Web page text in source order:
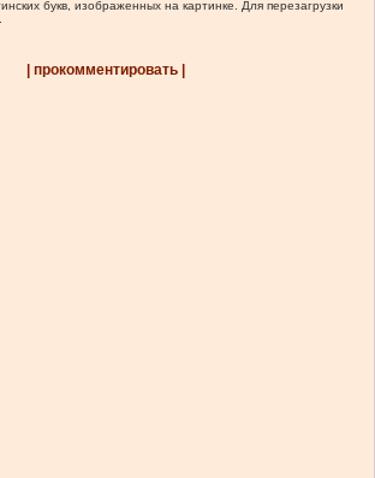
букв, изображенных на картинке. Для перезагрузки
| прокомментировать |